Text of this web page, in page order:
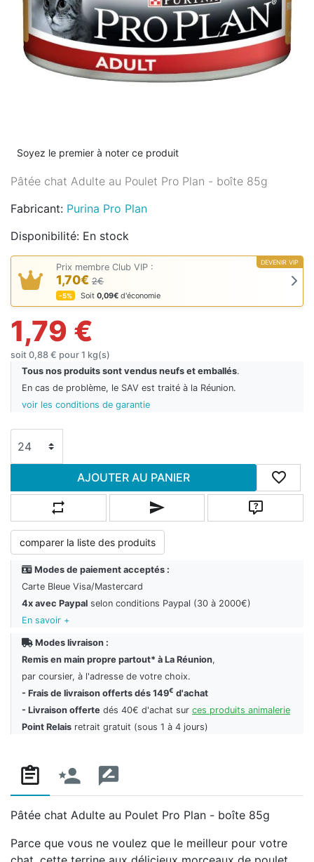
Soyez le premier à noter ce produit
Pâtée chat Adulte au Poulet Pro Plan - boîte 85g
Fabricant: Purina Pro Plan
Disponibilité: En stock
DEVENIR VIP
Prix membre Club VIP :
1,70€ 2€
-5% Soit 0,09€d'économie
1,79 €
soit 0,88 € pour 1 kg(s)
Tous nos produits sont vendus neufs et emballés.
En cas de problème, le SAV est traité à la Réunion.
voir les conditions de garantie
AJOUTER AU PANIER Ajouter
Ajouter à la liste de comparaisonEnvoyer un email à un amiPoser une
comparer la liste des produits
Modes de paiement acceptés :
Carte Bleue Visa/Mastercard
4x avec Paypal selon conditions Paypal (30 à 2000€)
En savoir +
Modes livraison :
Remis en main propre partout* à La Réunion,
par coursier, à l'adresse de votre choix.
- Frais de livraison offerts dés 149€ d'achat
- Livraison offerte dés 40€ d'achat sur ces produits animalerie
Point Relais retrait gratuit (sous 1 à 4 jours)
Pâtée chat Adulte au Poulet Pro Plan - boîte 85g
Parce que vous ne voulez que le meilleur pour votre